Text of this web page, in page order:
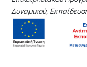
Δυναμικού,